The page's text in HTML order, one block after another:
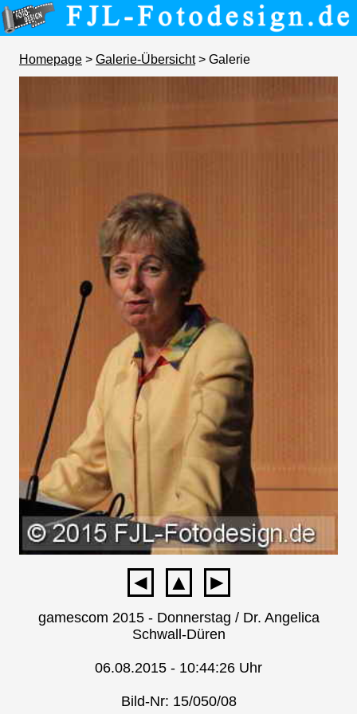
Homepage > Galerie-Übersicht> Galerie
◄ ▲ ►
gamescom 2015 - Donnerstag / Dr. Angelica
Schwall-Düren
06.08.2015 - 10:44:26 Uhr
Bild-Nr: 15/050/08